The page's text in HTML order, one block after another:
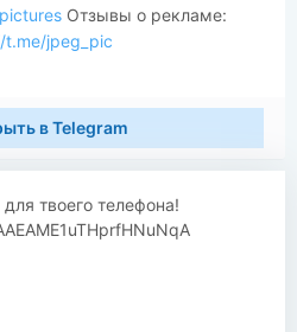
Отзывы о рекламе:
t.me/jpeg_pic
в Telegram
твоего телефона!